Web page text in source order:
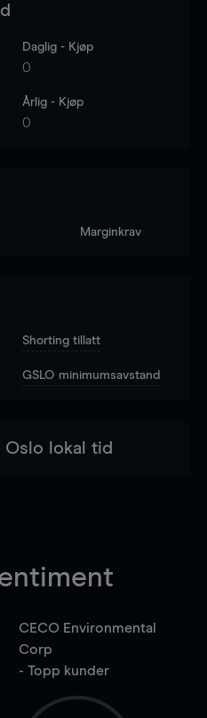
Daglig - Kjøp
0
Årlig - Kjøp
0
Marginkrav
Shorting tillatt
GSLO minimumsavstand
Oslo lokal tid
CECO Environmental
Corp
- Topp kunder